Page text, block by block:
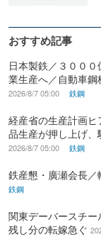
おすすめ記事
日本製鉄／３００
業生産へ／自動車
2026/8/7 05:00 鉄鋼
経産省の生産計画
品生産が押し上げ
2026/8/7 05:00 鉄鋼
鉄産懇・廣瀬会長／
鉄鋼
関東デーバースチ
残し分の転嫁急ぐ